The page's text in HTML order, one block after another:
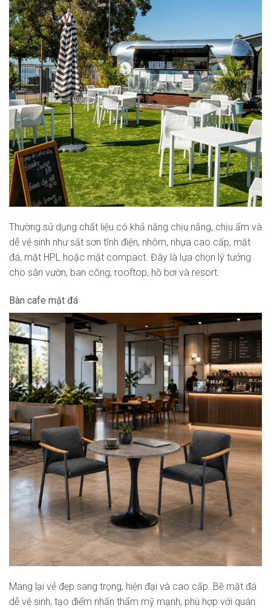
Thường sử dụng chất liệu có khả năng chịu nắng, chịu ẩm và
dễ vệ sinh như sắt sơn tĩnh điện, nhôm, nhựa cao cấp, mặt
đá, mặt HPL hoặc mặt compact. Đây là lựa chọn lý tưởng
cho sân vườn, ban công, rooftop, hồ bơi và resort.
Bàn cafe mặt đá
Mang lại vẻ đẹp sang trọng, hiện đại và cao cấp. Bề mặt đá
dễ vệ sinh, tạo điểm nhấn thẩm mỹ mạnh, phù hợp với quán